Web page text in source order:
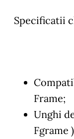
Specificatii
Frame;
Unghi
Fgrame